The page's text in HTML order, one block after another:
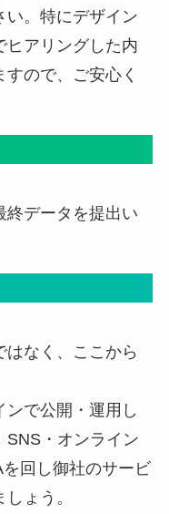
い。特にデザイン
ヒアリングした内
ので、ご安心く
終データを提出い
なく、ここから
で公開・運用し
SNS・オンライン
回し御社のサービ
ょう。